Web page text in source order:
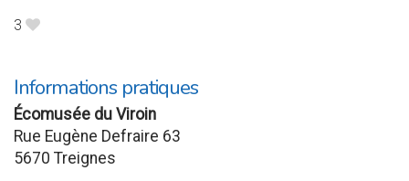
3 B
Informations pratiques
Écomusée du Viroin
Rue Eugène Defraire 63
5670 Treignes